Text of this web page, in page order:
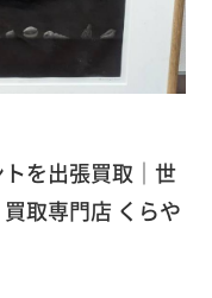
トを出張買取｜世
取専門店 くらや